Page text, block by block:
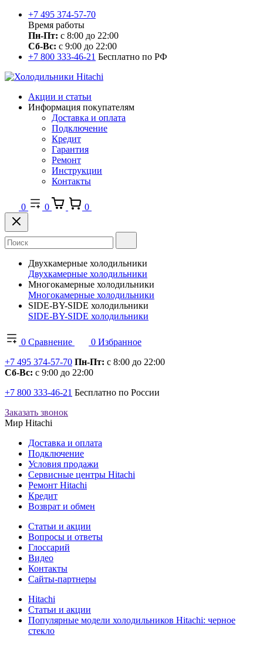
+7 495 374-57-70
Время работы
Пн-Пт: с 8:00 до 22:00
Сб-Вс: с 9:00 до 22:00
+7 800 333-46-21 Бесплатно по РФ
Акции и статьи
Информация покупателям
Доставка и оплата
Подключение
Кредит
Гарантия
Ремонт
Инструкции
Контакты
0 0 0
Двухкамерные холодильники
Двухкамерные холодильники
Многокамерные холодильники
Многокамерные холодильники
SIDE-BY-SIDE холодильники
SIDE-BY-SIDE холодильники
0 Сравнение 0 Избранное
+7 495 374-57-70 Пн-Пт: с 8:00 до 22:00
Сб-Вс: с 9:00 до 22:00
+7 800 333-46-21 Бесплатно по России
Заказать звонок
Мир Hitachi
Доставка и оплата
Подключение
Условия продажи
Сервисные центры Hitachi
Ремонт Hitachi
Кредит
Возврат и обмен
Cтатьи и акции
Вопросы и ответы
Глоссарий
Видео
Контакты
Сайты-партнеры
Hitachi
Cтатьи и акции
Популярные модели холодильников Hitachi: черное
стекло